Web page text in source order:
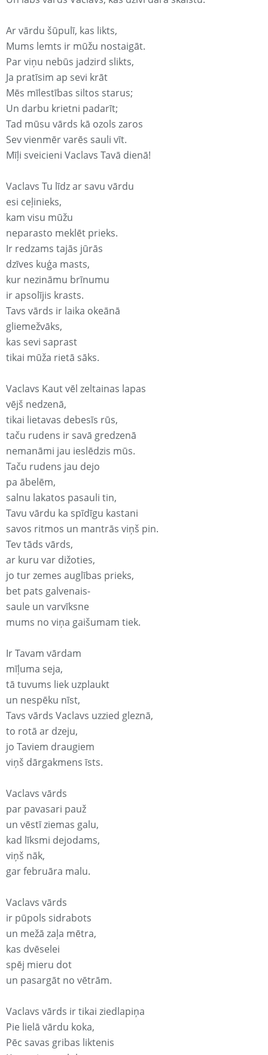
Ar vārdu šūpulī, kas likts,
Mums lemts ir mūžu nostaigāt.
Par viņu nebūs jadzird slikts,
Ja pratīsim ap sevi krāt
Mēs mīlestības siltos starus;
Un darbu krietni padarīt;
Tad mūsu vārds kā ozols zaros
Sev vienmēr varēs sauli vīt.
Mīļi sveicieni Vaclavs Tavā dienā!
Vaclavs Tu līdz ar savu vārdu
esi ceļinieks,
kam visu mūžu
neparasto meklēt prieks.
Ir redzams tajās jūrās
dzīves kuģa masts,
kur nezināmu brīnumu
ir apsolījis krasts.
Tavs vārds ir laika okeānā
gliemežvāks,
kas sevi saprast
tikai mūža rietā sāks.
Vaclavs Kaut vēl zeltainas lapas
vējš nedzenā,
tikai lietavas debesīs rūs,
taču rudens ir savā gredzenā
nemanāmi jau ieslēdzis mūs.
Taču rudens jau dejo
pa ābelēm,
salnu lakatos pasauli tin,
Tavu vārdu ka spīdīgu kastani
savos ritmos un mantrās viņš pin.
Tev tāds vārds,
ar kuru var dižoties,
jo tur zemes auglības prieks,
bet pats galvenais-
saule un varvīksne
mums no viņa gaišumam tiek.
Ir Tavam vārdam
mīļuma seja,
tā tuvums liek uzplaukt
un nespēku nīst,
Tavs vārds Vaclavs uzzied gleznā,
to rotā ar dzeju,
jo Taviem draugiem
viņš dārgakmens īsts.
Vaclavs vārds
par pavasari pauž
un vēstī ziemas galu,
kad līksmi dejodams,
viņš nāk,
gar februāra malu.
Vaclavs vārds
ir pūpols sidrabots
un mežā zaļa mētra,
kas dvēselei
spēj mieru dot
un pasargāt no vētrām.
Vaclavs vārds ir tikai ziedlapiņa
Pie lielā vārdu koka,
Pēc savas gribas liktenis